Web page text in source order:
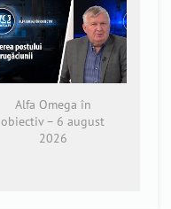
Alfa Omega în
obiectiv – 6 august
2026